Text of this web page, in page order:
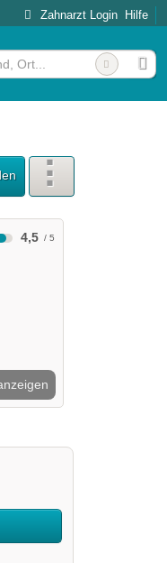
Zahnarzt Login Hilfe
4,5